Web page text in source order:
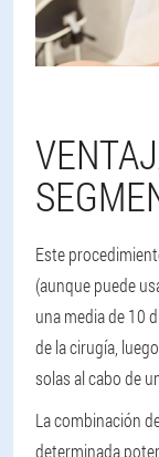
Este
(aunque puede
una media de 10
de la cirugía,
solas al cabo de
La combinación
determinada